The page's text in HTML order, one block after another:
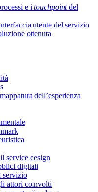
e i touchpointdel
utente del servizio
ottenuta
dell’esperienza
service design
digitali
servizio
attori coinvolti